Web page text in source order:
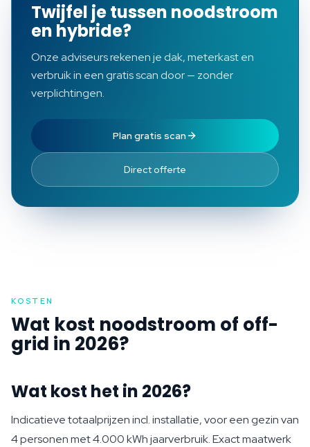
Twijfel je tussen noodstroom
en hybride?
Onze adviseurs rekenen je dak, meterkast en
verbruik in een gratis scan door — zonder
verplichtingen.
Plan gratis scan
Direct offerte
KOSTEN
Wat kost noodstroom of off-
grid in 2026?
Wat kost het in 2026?
Indicatieve totaalprijzen incl. installatie, voor een gezin van
4 personen met 4.000 kWh jaarverbruik. Exact maatwerk